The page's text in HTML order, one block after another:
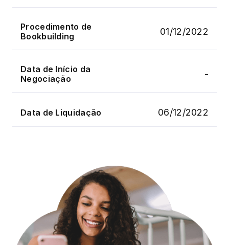
Procedimento de
Bookbuilding
01/12/2022
Data de Início da
Negociação
-
Data de Liquidação 06/12/2022